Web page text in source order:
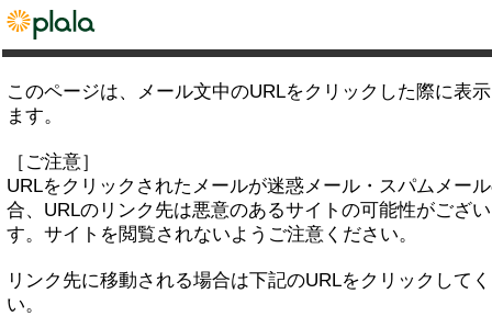
このページは、メール文中のURLをクリックした際に表
ます。
［ご注意］
URLをクリックされたメールが迷惑メール・スパムメー
合、URLのリンク先は悪意のあるサイトの可能性がござ
す。サイトを閲覧されないようご注意ください。
リンク先に移動される場合は下記のURLをクリックして
い。